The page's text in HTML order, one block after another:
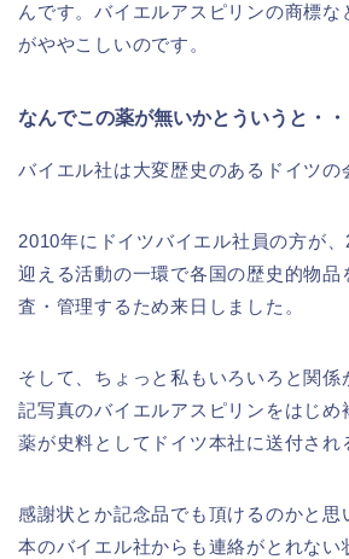
んです。バイエルアスピリンの商標
がややこしいのです。
なんでこの薬が無いかとういうと・・
バイエル社は大変歴史のあるドイツの
2010年にドイツバイエル社員の方が
迎える活動の一環で各国の歴史的物品
査・管理するため来日しました。
そして、ちょっと私もいろいろと関係
記写真のバイエルアスピリンをはじめ
薬が史料としてドイツ本社に送付され
感謝状とか記念品でも頂けるのかと思
本のバイエル社からも連絡がとれない